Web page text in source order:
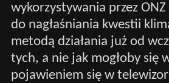
wykorzystywania przez
do nagłaśniania kwestii
metodą działania już od
tych, a nie jak mogłoby się
pojawieniem się w